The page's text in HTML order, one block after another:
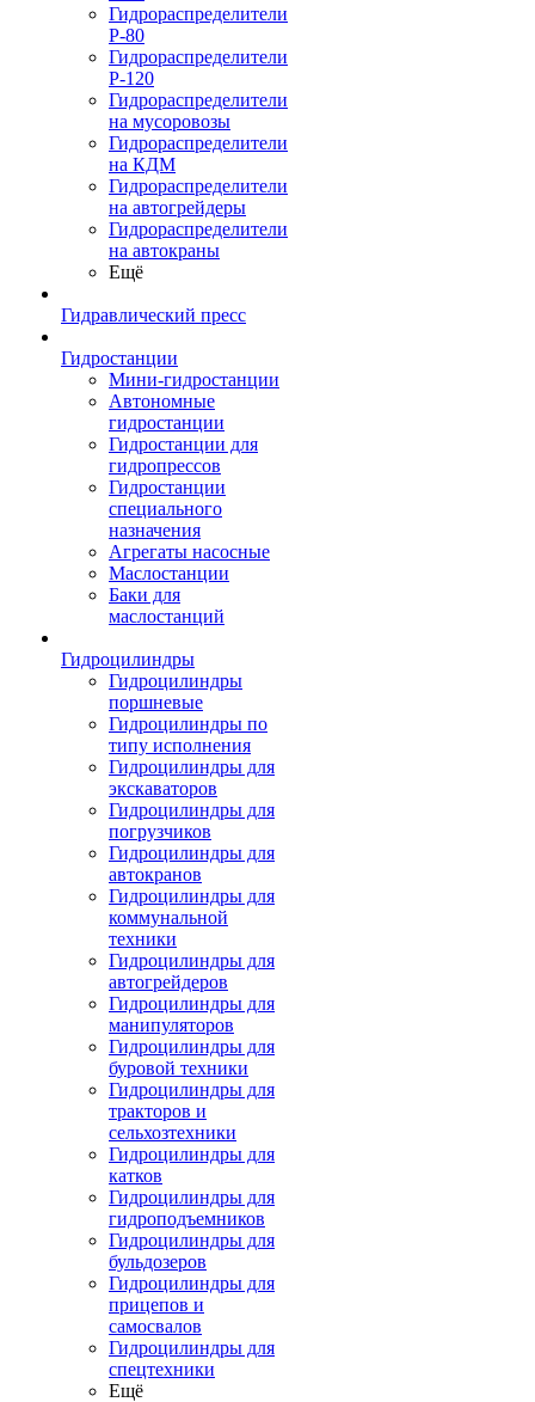
Гидрораспределители
Р-80
Гидрораспределители
Р-120
Гидрораспределители
на мусоровозы
Гидрораспределители
на КДМ
Гидрораспределители
на автогрейдеры
Гидрораспределители
на автокраны
Ещё
Гидравлический пресс
Гидростанции
Мини-гидростанции
Автономные
гидростанции
Гидростанции для
гидропрессов
Гидростанции
специального
назначения
Агрегаты насосные
Маслостанции
Баки для
маслостанций
Гидроцилиндры
Гидроцилиндры
поршневые
Гидроцилиндры по
типу исполнения
Гидроцилиндры для
экскаваторов
Гидроцилиндры для
погрузчиков
Гидроцилиндры для
автокранов
Гидроцилиндры для
коммунальной
техники
Гидроцилиндры для
автогрейдеров
Гидроцилиндры для
манипуляторов
Гидроцилиндры для
буровой техники
Гидроцилиндры для
тракторов и
сельхозтехники
Гидроцилиндры для
катков
Гидроцилиндры для
гидроподъемников
Гидроцилиндры для
бульдозеров
Гидроцилиндры для
прицепов и
самосвалов
Гидроцилиндры для
спецтехники
Ещё